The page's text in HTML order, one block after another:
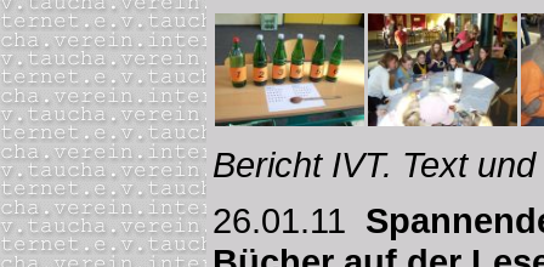
Bericht IVT. Text
26.01.11